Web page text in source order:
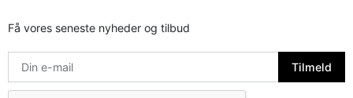
Få vores seneste nyheder og tilbud